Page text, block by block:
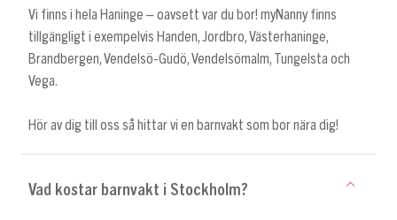
Vi finns i hela Haninge – oavsett var du bor! myNanny finns
tillgängligt i exempelvis Handen, Jordbro, Västerhaninge,
Brandbergen, Vendelsö-Gudö, Vendelsömalm, Tungelsta och
Vega.
Hör av dig till oss så hittar vi en barnvakt som bor nära dig!
Vad kostar barnvakt i Stockholm?